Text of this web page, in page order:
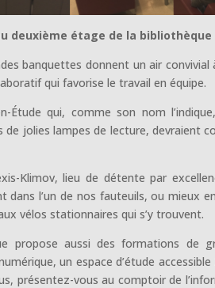
deuxième étage de la bibliothèque
banquettes donnent un air
qui favorise le travail en équipe.
Étude qui, comme son nom
jolies lampes de lecture, devraient
Klimov, lieu de détente par
l’un de nos fauteuils, ou mieux
vélos stationnaires qui s’y trouvent.
propose aussi des formations de
un espace d’étude
présentez-vous au comptoir de